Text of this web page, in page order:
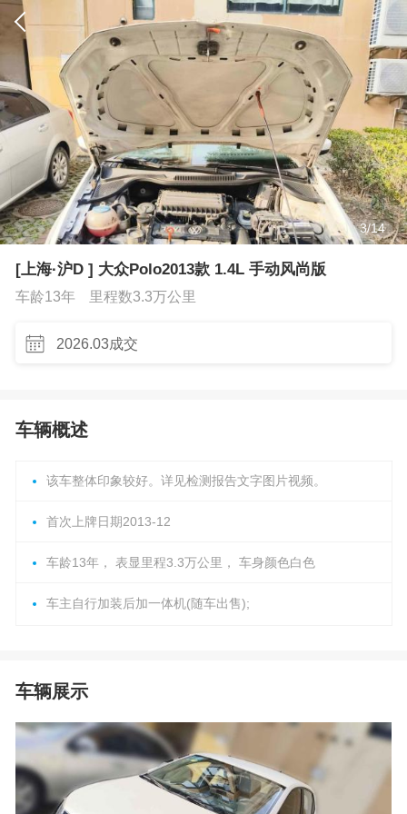
3/14
[上海·沪D ] 大众Polo2013款 1.4L 手动风尚版
车龄13年 里程数3.3万公里
2026.03成交
车辆概述
该车整体印象较好。详见检测报告文字图片视频。
首次上牌日期2013-12
车龄13年， 表显里程3.3万公里， 车身颜色白色
车主自行加装后加一体机(随车出售);
车辆展示